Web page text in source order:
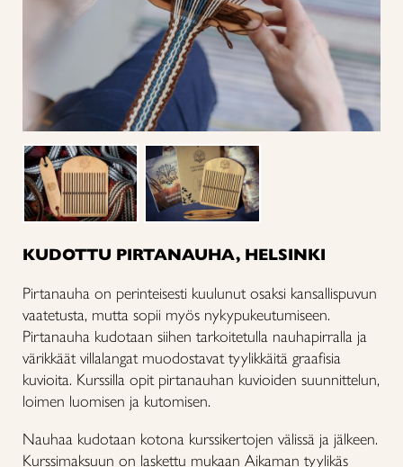
KUDOTTU PIRTANAUHA, HELSINKI
Pirtanauha on perinteisesti kuulunut osaksi kansallispuvun
vaatetusta, mutta sopii myös nykypukeutumiseen.
Pirtanauha kudotaan siihen tarkoitetulla nauhapirralla ja
värikkäät villalangat muodostavat tyylikkäitä graafisia
kuvioita. Kurssilla opit pirtanauhan kuvioiden suunnittelun,
loimen luomisen ja kutomisen.
Nauhaa kudotaan kotona kurssikertojen välissä ja jälkeen.
Kurssimaksuun on laskettu mukaan Aikaman tyylikäs